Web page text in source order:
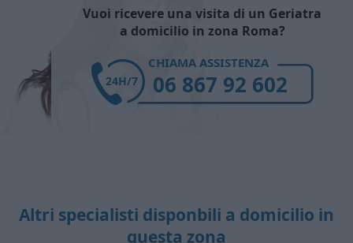
Vuoi ricevere una visita di un Geriatra
a domicilio in zona Roma?
CHIAMA ASSISTENZA
06 867 92 602
24H/7
Altri specialisti disponbili a domicilio in
questa zona